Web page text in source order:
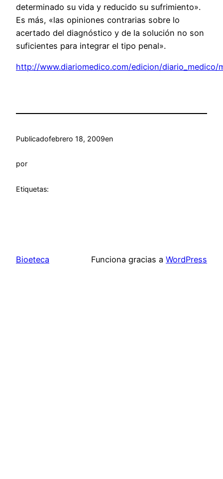
determinado su vida y reducido su sufrimiento».
Es más, «las opiniones contrarias sobre lo
acertado del diagnóstico y de la solución no son
suficientes para integrar el tipo penal».
http://www.diariomedico.com/edicion/diario_medico/
Publicadofebrero 18, 2009en
por
Etiquetas:
Bioeteca Funciona gracias a WordPress